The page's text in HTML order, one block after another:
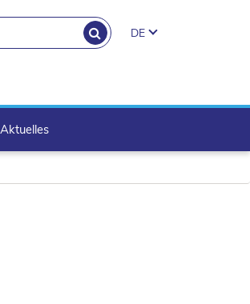
search.button
DE
Aktuelles